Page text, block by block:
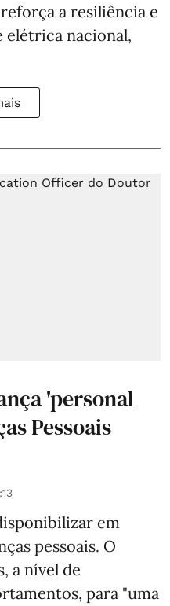
a resiliência e
elétrica nacional,
'personal
Pessoais
em
pessoais. O
a nível de
para "uma